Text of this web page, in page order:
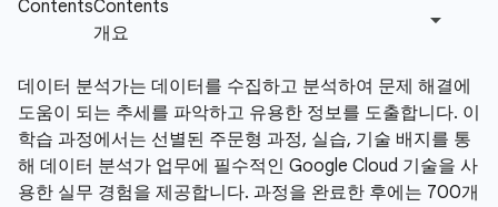
데이터 분석가는 데이터를 수집하고 분석하여 문제 해결에
도움이 되는 추세를 파악하고 유용한 정보를 도출합니다. 이
학습 과정에서는 선별된 주문형 과정, 실습, 기술 배지를 통
해 데이터 분석가 업무에 필수적인 Google Cloud 기술을 사
용한 실무 경험을 제공합니다. 과정을 완료한 후에는 700개